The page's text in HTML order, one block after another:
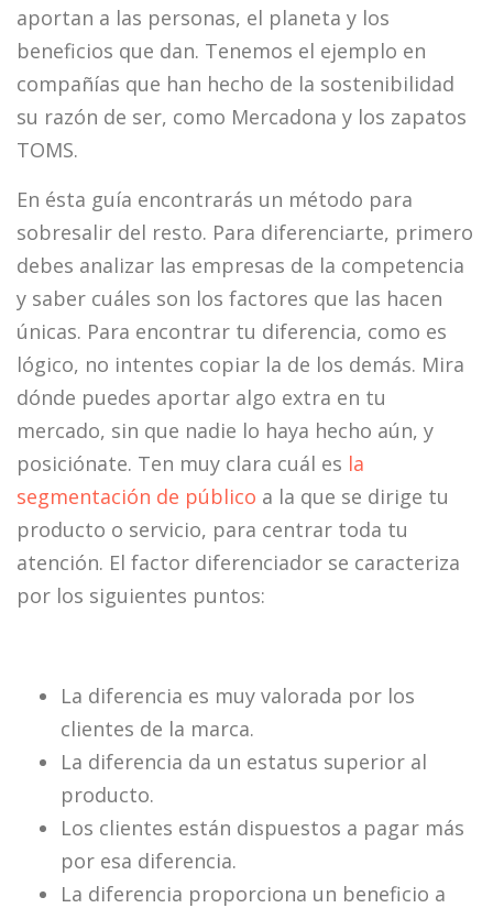
aportan a las personas, el planeta y los
beneficios que dan. Tenemos el ejemplo en
compañías que han hecho de la sostenibilidad
su razón de ser, como Mercadona y los zapatos
TOMS.
En ésta guía encontrarás un método para
sobresalir del resto. Para diferenciarte, primero
debes analizar las empresas de la competencia
y saber cuáles son los factores que las hacen
únicas. Para encontrar tu diferencia, como es
lógico, no intentes copiar la de los demás. Mira
dónde puedes aportar algo extra en tu
mercado, sin que nadie lo haya hecho aún, y
posiciónate. Ten muy clara cuál es la
segmentación de público a la que se dirige tu
producto o servicio, para centrar toda tu
atención. El factor diferenciador se caracteriza
por los siguientes puntos:
La diferencia es muy valorada por los
clientes de la marca.
La diferencia da un estatus superior al
producto.
Los clientes están dispuestos a pagar más
por esa diferencia.
La diferencia proporciona un beneficio a